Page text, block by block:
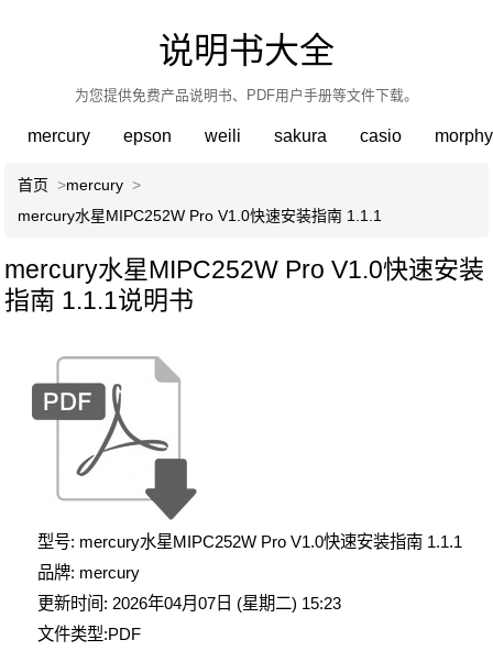
说明书大全
为您提供免费产品说明书、PDF用户手册等文件下载。
mercury epson weili sakura casio
首页 >mercury >
mercury水星MIPC252W Pro V1.0快速安装指南 1.1.1
mercury水星MIPC252W Pro V1.0快速安装
指南 1.1.1说明书
型号: mercury水星MIPC252W Pro V1.0快速安装指南 1.1.1
品牌: mercury
更新时间: 2026年04月07日 (星期二) 15:23
文件类型:PDF